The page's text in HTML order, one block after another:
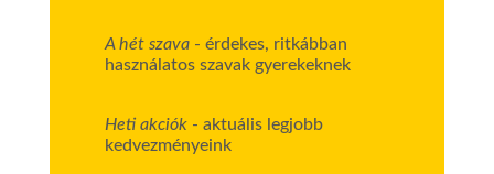
A hét szava- érdekes, ritkábban
használatos szavak gyerekeknek
Heti akciók- aktuális legjobb
kedvezményeink